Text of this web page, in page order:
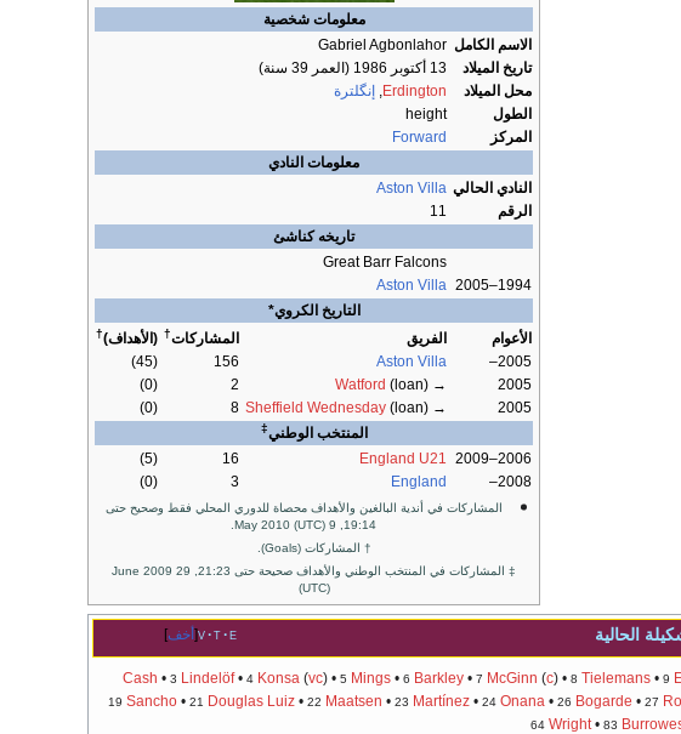
معلومات شخصية
الاسم الكامل Gabriel Agbonlahor
تاريخ الميلاد
13 أكتوبر 1986
(العمر 39 سنة)
محل الميلاد
Erdington
, إنگلترة
الطول
height
المركز
Forward
معلومات النادي
النادي الحالي Aston Villa
الرقم
11
تاريخه كناشئ
Great Barr Falcons
1994–2005
Aston Villa
التاريخ الكروي*
الأعوام
الفريق المشاركات† (الأهداف)†
2005–
Aston Villa
156
(45)
2005
→
Watford (loan)
2
(0)
2005
→
Sheffield Wednesday (loan)
8
(0)
المنتخب الوطني‡
2006–2009
England U21
16
(5)
2008–
England
3
(0)
المشاركات في أندية البالغين والأهداف محصاة للدوري المحلي فقط وصحيح حتى
19:14, 9 May 2010 (UTC).
† المشاركات (Goals).
‡ المشاركات في المنتخب الوطني والأهداف صحيحة حتى 21:23, 29 June 2009
(UTC)
أخف v t e الحالية
Cash • 3 Lindelöf• 4 Konsa (vc) • 5 Mings• 6 Barkley• 7 McGinn (c) • 8 Tielemans• 9
19 Sancho • 21 Douglas Luiz • 22 Maatsen • 23 Martínez • 24 Onana • 26 Bogarde • 27
64 Wright• 83